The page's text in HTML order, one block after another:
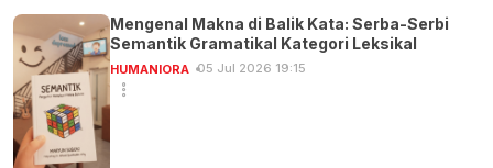
Mengenal Makna di Balik Kata: Serba-Serbi
Semantik Gramatikal Kategori Leksikal
HUMANIORA 05 Jul 2026 19:15